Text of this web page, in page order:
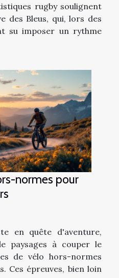
rugby soulignent
des Bleus, qui, lors des
su imposer un rythme
normes pour
en quête d'aventure,
paysages à couper le
de vélo hors-normes
Ces épreuves, bien loin